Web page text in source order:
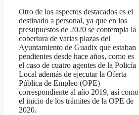
Otro de los aspectos destacados es el
destinado a personal, ya que en los
presupuestos de 2020 se contempla la
cobertura de varias plazas del
Ayuntamiento de Guadix que estaban
pendientes desde hace años, como es
el caso de cuatro agentes de la Policía
Local además de ejecutar la Oferta
Pública de Empleo (OPE)
correspondiente al año 2019, así como
el inicio de los trámites de la OPE de
2020.